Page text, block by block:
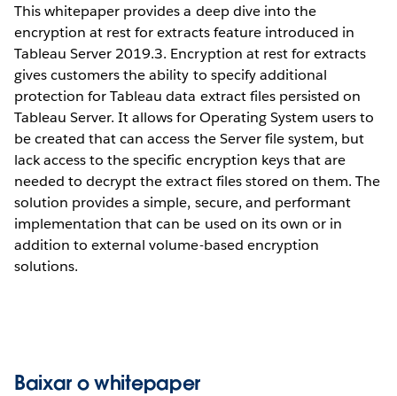
This whitepaper provides a deep dive into the
encryption at rest for extracts feature introduced in
Tableau Server 2019.3. Encryption at rest for extracts
gives customers the ability to specify additional
protection for Tableau data extract files persisted on
Tableau Server. It allows for Operating System users to
be created that can access the Server file system, but
lack access to the specific encryption keys that are
needed to decrypt the extract files stored on them. The
solution provides a simple, secure, and performant
implementation that can be used on its own or in
addition to external volume-based encryption
solutions.
Baixar o whitepaper